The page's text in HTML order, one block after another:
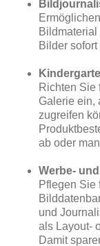
Bilder
Richten Sie
Galerie ein,
zugreifen
ab oder
Werbe-
Pflegen Sie
und
als Layout-
Damit